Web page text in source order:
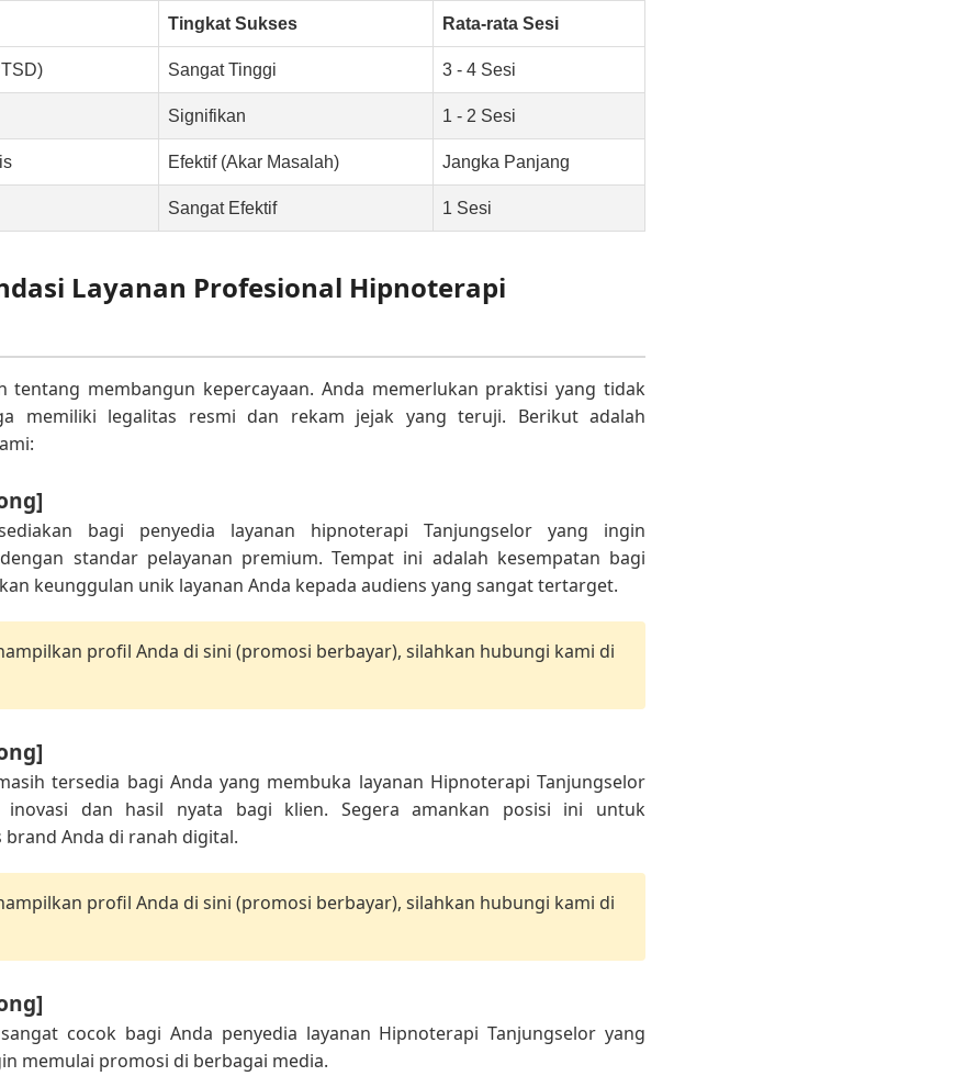
Tingkat Sukses Rata-rata Sesi
Sangat Tinggi 3 - 4 Sesi
Signifikan 1 - 2 Sesi
Efektif (Akar Masalah) Jangka Panjang
Sangat Efektif 1 Sesi
Layanan Profesional Hipnoterapi
tentang membangun kepercayaan. Anda memerlukan praktisi yang tidak
memiliki legalitas resmi dan rekam jejak yang teruji. Berikut adalah
bagi penyedia layanan hipnoterapi Tanjungselor yang ingin
standar pelayanan premium. Tempat ini adalah kesempatan bagi
keunggulan unik layanan Anda kepada audiens yang sangat tertarget.
profil Anda di sini (promosi berbayar), silahkan hubungi kami di
tersedia bagi Anda yang membuka layanan Hipnoterapi Tanjungselor
inovasi dan hasil nyata bagi klien. Segera amankan posisi ini untuk
Anda di ranah digital.
profil Anda di sini (promosi berbayar), silahkan hubungi kami di
cocok bagi Anda penyedia layanan Hipnoterapi Tanjungselor yang
memulai promosi di berbagai media.